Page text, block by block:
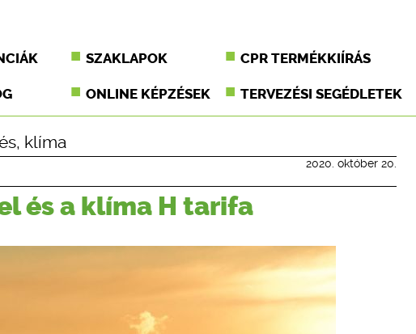
SZAKLAPOK CPR TERMÉKKIÍRÁS
ONLINE KÉPZÉSEK TERVEZÉSI SEGÉDLETEK
, klíma
2020. október 20.
és a klíma H tarifa